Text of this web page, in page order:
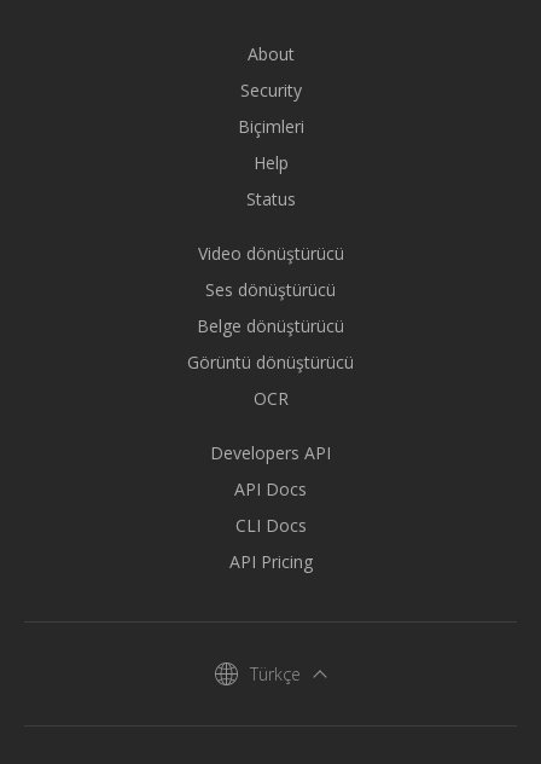
About
Security
Biçimleri
Help
Status
Video dönüştürücü
Ses dönüştürücü
Belge dönüştürücü
Görüntü dönüştürücü
OCR
Developers API
API Docs
CLI Docs
API Pricing
Türkçe